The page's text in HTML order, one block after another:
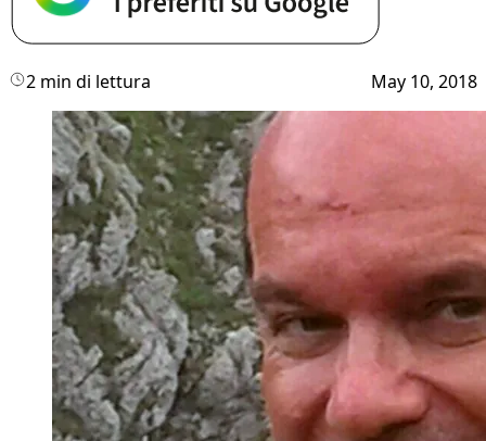
2 min di lettura May 10, 2018